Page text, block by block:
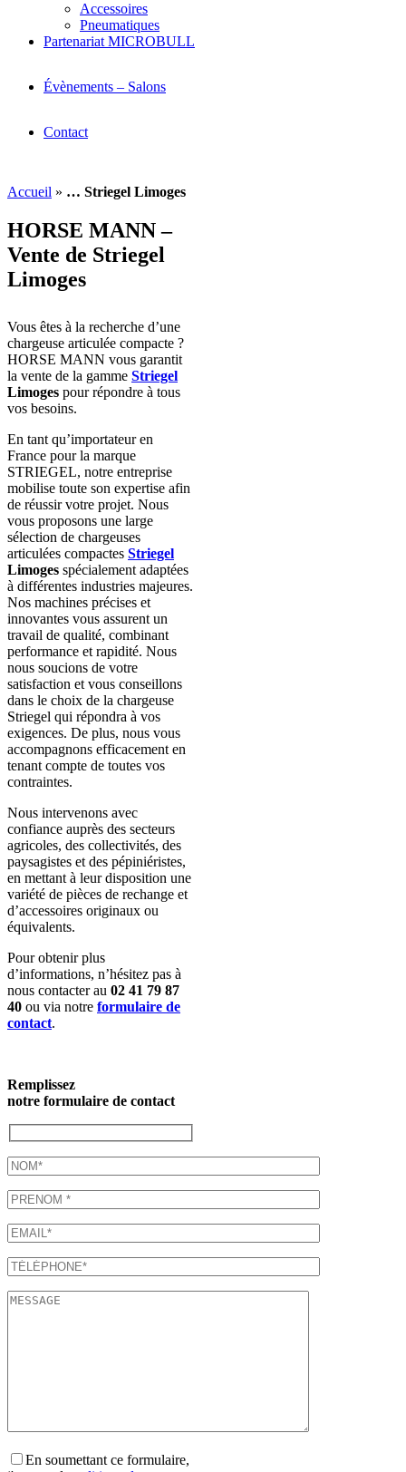
Accessoires
Pneumatiques
Partenariat MICROBULL
Évènements – Salons
Contact
Accueil » … Striegel Limoges
HORSE MANN –
Vente de Striegel
Limoges
Vous êtes à la recherche d’une
chargeuse articulée compacte ?
HORSE MANN vous garantit
la vente de la gamme Striegel
Limoges pour répondre à tous
vos besoins.
En tant qu’importateur en
France pour la marque
STRIEGEL, notre entreprise
mobilise toute son expertise afin
de réussir votre projet. Nous
vous proposons une large
sélection de chargeuses
articulées compactes Striegel
Limoges spécialement adaptées
à différentes industries majeures.
Nos machines précises et
innovantes vous assurent un
travail de qualité, combinant
performance et rapidité. Nous
nous soucions de votre
satisfaction et vous conseillons
dans le choix de la chargeuse
Striegel qui répondra à vos
exigences. De plus, nous vous
accompagnons efficacement en
tenant compte de toutes vos
contraintes.
Nous intervenons avec
confiance auprès des secteurs
agricoles, des collectivités, des
paysagistes et des pépiniéristes,
en mettant à leur disposition une
variété de pièces de rechange et
d’accessoires originaux ou
équivalents.
Pour obtenir plus
d’informations, n’hésitez pas à
nous contacter au 02 41 79 87
40 ou via notre formulaire de
contact.
Remplissez
notre formulaire de contact
En soumettant ce formulaire,